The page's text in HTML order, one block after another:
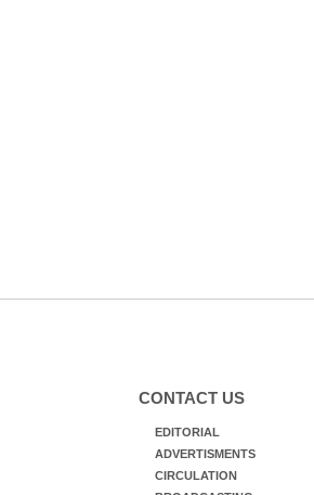
CONTACT US
EDITORIAL
ADVERTISMENTS
CIRCULATION